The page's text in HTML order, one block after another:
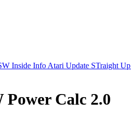
Inside Info Atari Update STraight Up
Calc 2.0